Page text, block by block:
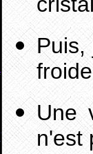
Une
n'est